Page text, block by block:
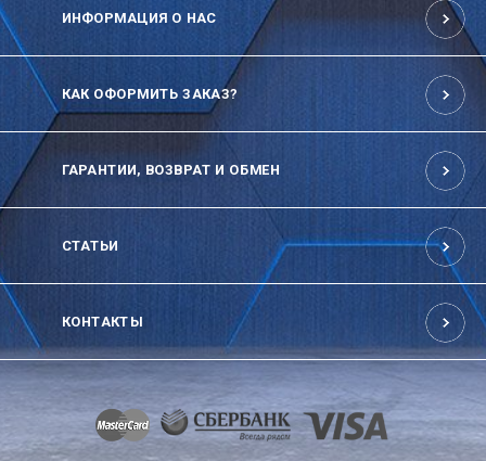
ИНФОРМАЦИЯ О НАС
КАК ОФОРМИТЬ ЗАКАЗ?
ГАРАНТИИ, ВОЗВРАТ И ОБМЕН
СТАТЬИ
КОНТАКТЫ